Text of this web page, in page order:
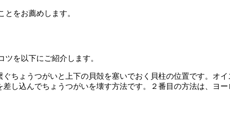
をお薦めします。
を以下にご紹介します。
ちょうつがいと上下の貝殻を塞いでおく貝柱の位置です。オ
し込んでちょうつがいを壊す方法です。２番目の方法は、ヨ